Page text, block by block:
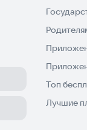
Топ
Лучшие